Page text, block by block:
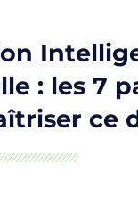
: les 7
ce